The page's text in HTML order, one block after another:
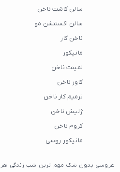
سالن کاشت ناخن
سالن اکستنشن مو
ناخن کار
مانیکور
لمینت ناخن
کاور ناخن
ترمیم کار ناخن
ژلیش ناخن
کروم ناخن
مانیکور روسی
عروسی بدون شک مهم ترین شب زندگی هر